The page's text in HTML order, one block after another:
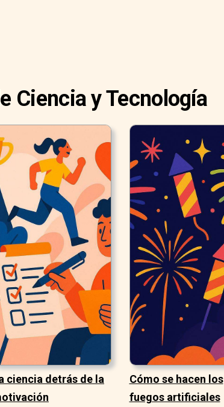
Ciencia y Tecnología
ciencia detrás de la
Cómo se hacen los
fuegos artificiales